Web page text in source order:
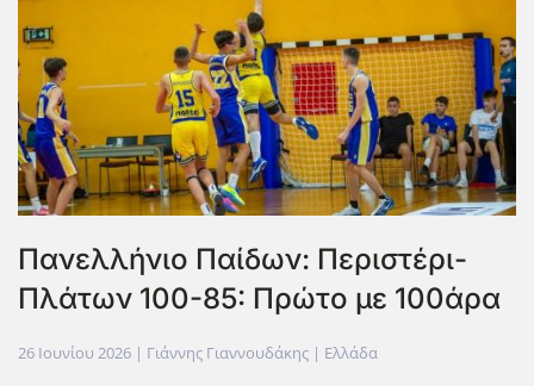
Πανελλήνιο Παίδων: Περιστέρι-
Πλάτων 100-85: Πρώτο με 100άρα
26 Ιουνίου 2026 | Γιάννης Γιαννουδάκης | Ελλάδα